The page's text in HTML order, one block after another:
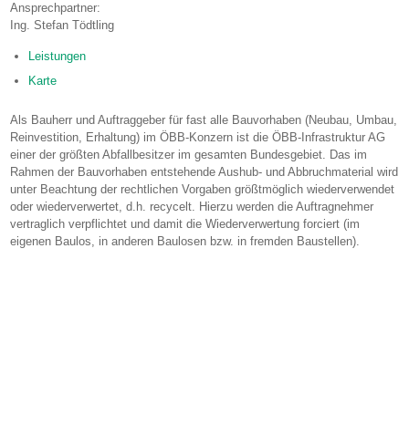
Ansprechpartner:
Ing. Stefan Tödtling
Leistungen
Karte
Als Bauherr und Auftraggeber für fast alle Bauvorhaben (Neubau, Umbau,
Reinvestition, Erhaltung) im ÖBB-Konzern ist die ÖBB-Infrastruktur AG
einer der größten Abfallbesitzer im gesamten Bundesgebiet. Das im
Rahmen der Bauvorhaben entstehende Aushub- und Abbruchmaterial wird
unter Beachtung der rechtlichen Vorgaben größtmöglich wiederverwendet
oder wiederverwertet, d.h. recycelt. Hierzu werden die Auftragnehmer
vertraglich verpflichtet und damit die Wiederverwertung forciert (im
eigenen Baulos, in anderen Baulosen bzw. in fremden Baustellen).